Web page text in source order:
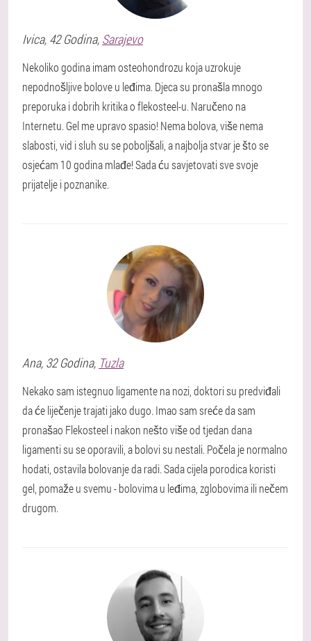
Ivica, 42 Godina, Sarajevo
Nekoliko godina imam osteohondrozu koja uzrokuje
nepodnošljive bolove u leđima. Djeca su pronašla mnogo
preporuka i dobrih kritika o flekosteel-u. Naručeno na
Internetu. Gel me upravo spasio! Nema bolova, više nema
slabosti, vid i sluh su se poboljšali, a najbolja stvar je što se
osjećam 10 godina mlađe! Sada ću savjetovati sve svoje
prijatelje i poznanike.
Ana, 32 Godina, Tuzla
Nekako sam istegnuo ligamente na nozi, doktori su predviđali
da će liječenje trajati jako dugo. Imao sam sreće da sam
pronašao Flekosteel i nakon nešto više od tjedan dana
ligamenti su se oporavili, a bolovi su nestali. Počela je normalno
hodati, ostavila bolovanje da radi. Sada cijela porodica koristi
gel, pomaže u svemu - bolovima u leđima, zglobovima ili nečem
drugom.